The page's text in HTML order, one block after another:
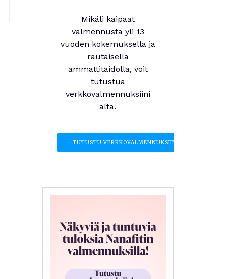
Mikäli kaipaat
valmennusta yli 13
vuoden kokemuksella ja
rautaisella
ammattitaidolla, voit
tutustua
verkkovalmennuksiini
alta.
TUTUSTU VERKKOVALMENNUKSIIN